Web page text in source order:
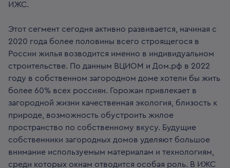
ИЖС.
Этот сегмент сегодня активно развивается, начиная с
2020 года более половины всего строящегося в
России жилья возводится именно в индивидуальном
строительстве. По данным ВЦИОМ и Дом.рф в 2022
году в собственном загородном доме хотели бы жить
более 60% всех россиян. Горожан привлекает в
загородной жизни качественная экология, близость к
природе, возможность обустроить жилое
пространство по собственному вкусу. Будущие
собственники загородных домов уделяют большое
внимание используемым материалам и технологиям,
среди которых окнам отводится особая роль. В ИЖС